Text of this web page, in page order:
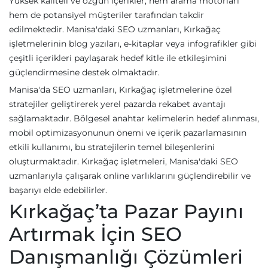
hem de potansiyel müşteriler tarafından takdir
edilmektedir. Manisa'daki SEO uzmanları, Kırkağaç
işletmelerinin blog yazıları, e-kitaplar veya infografikler gibi
çeşitli içerikleri paylaşarak hedef kitle ile etkileşimini
güçlendirmesine destek olmaktadır.
Manisa'da SEO uzmanları, Kırkağaç işletmelerine özel
stratejiler geliştirerek yerel pazarda rekabet avantajı
sağlamaktadır. Bölgesel anahtar kelimelerin hedef alınması,
mobil optimizasyonunun önemi ve içerik pazarlamasının
etkili kullanımı, bu stratejilerin temel bileşenlerini
oluşturmaktadır. Kırkağaç işletmeleri, Manisa'daki SEO
uzmanlarıyla çalışarak online varlıklarını güçlendirebilir ve
başarıyı elde edebilirler.
Kırkağaç’ta Pazar Payını
Artırmak İçin SEO
Danışmanlığı Çözümleri